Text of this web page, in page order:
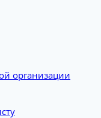
организации